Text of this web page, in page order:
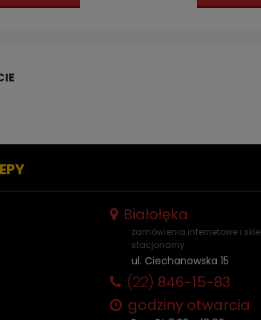
Białołęka
zamówienia internetowe i
stacjonarny
ul. Ciechanowska 15
(22) 846-15-83
godziny otwarcia